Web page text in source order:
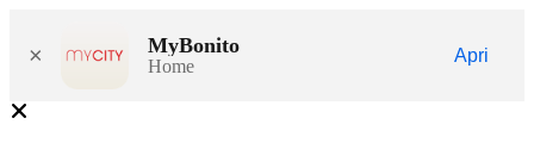
× MyBonito
Home
Apri